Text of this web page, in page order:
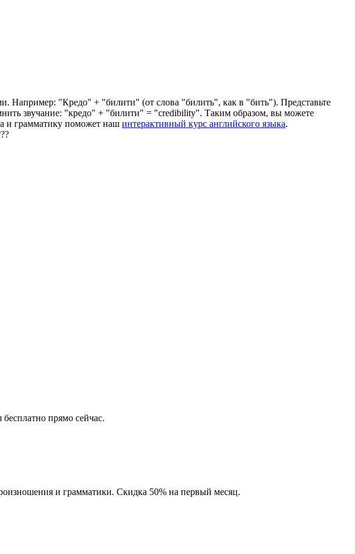
Например: "Кредо" + "билити" (от слова "билить", как в "бить"). Представьте
звучание: "кредо" + "билити" = "credibility". Таким образом, вы можете
и грамматику поможет наш интерактивный курс английского языка.
??
прямо сейчас.
и грамматики. Скидка 50% на первый месяц.